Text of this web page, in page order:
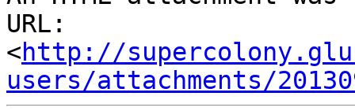
URL:
<http://
users/attachments/